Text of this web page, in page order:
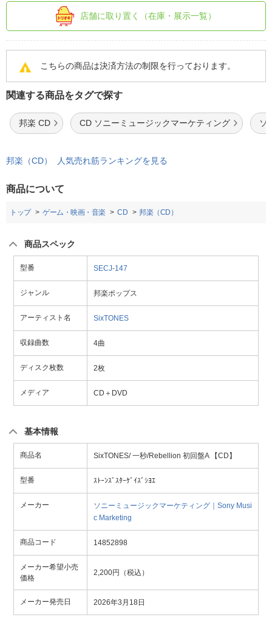
店舗に取り置く（在庫・展示一覧）
こちらの商品は決済方法の制限を行っております。
関連する商品をタグで探す
邦楽 CD CD ソニーミュージックマーケティング ソ
邦楽（CD） 人気売れ筋ランキングを見る
商品について
トップ ゲーム・映画・音楽 CD 邦楽（CD）
商品スペック
型番 SECJ-147
ジャンル 邦楽ポップス
アーティスト名 SixTONES
収録曲数 4曲
ディスク枚数 2枚
メディア CD＋DVD
基本情報
商品名 SixTONES/ 一秒/Rebellion 初回盤A 【CD】
型番 ｽﾄｰﾝｽﾞｽﾀｰｹﾞｲｽﾞｼﾖｴ
メーカー
ソニーミュージックマーケティング｜Sony Musi
c Marketing
商品コード 14852898
メーカー希望小売
価格
2,200円（税込）
メーカー発売日 2026年3月18日